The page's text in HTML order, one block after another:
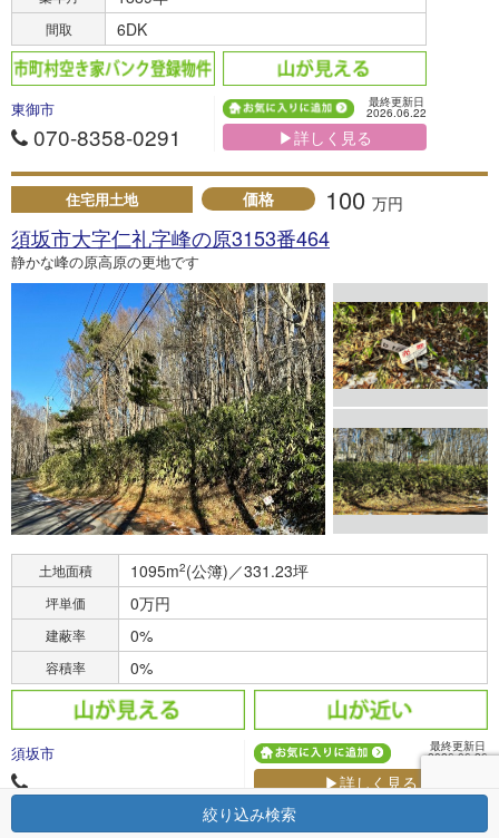
間取 6DK
東御市
070-8358-0291
最終更新日
2026.06.22
▶詳しく見る
住宅用土地 価格 100 万円
須坂市大字仁礼字峰の原3153番464
静かな峰の原高原の更地です
土地面積 1095m2(公簿)／331.23坪
坪単価 0万円
建蔽率 0%
容積率 0%
須坂市
suzaka.landbank.info@gmail.com
最終更新日
2026.06.26
▶詳しく見る
絞り込み検索